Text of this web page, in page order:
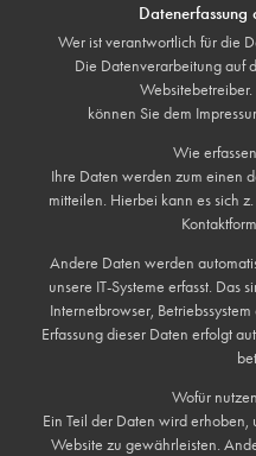
Datenerfassung
Wer ist verantwortlich für die
Die Datenverarbeitung auf
können Sie dem
Wie
Ihre Daten werden zum einen
mitteilen. Hierbei kann es sich
Andere Daten werden
unsere IT-Systeme erfasst. Das
Internetbrowser,
Erfassung dieser Daten erfolgt
Wofür
Ein Teil der Daten wird
Website zu gewährleisten.